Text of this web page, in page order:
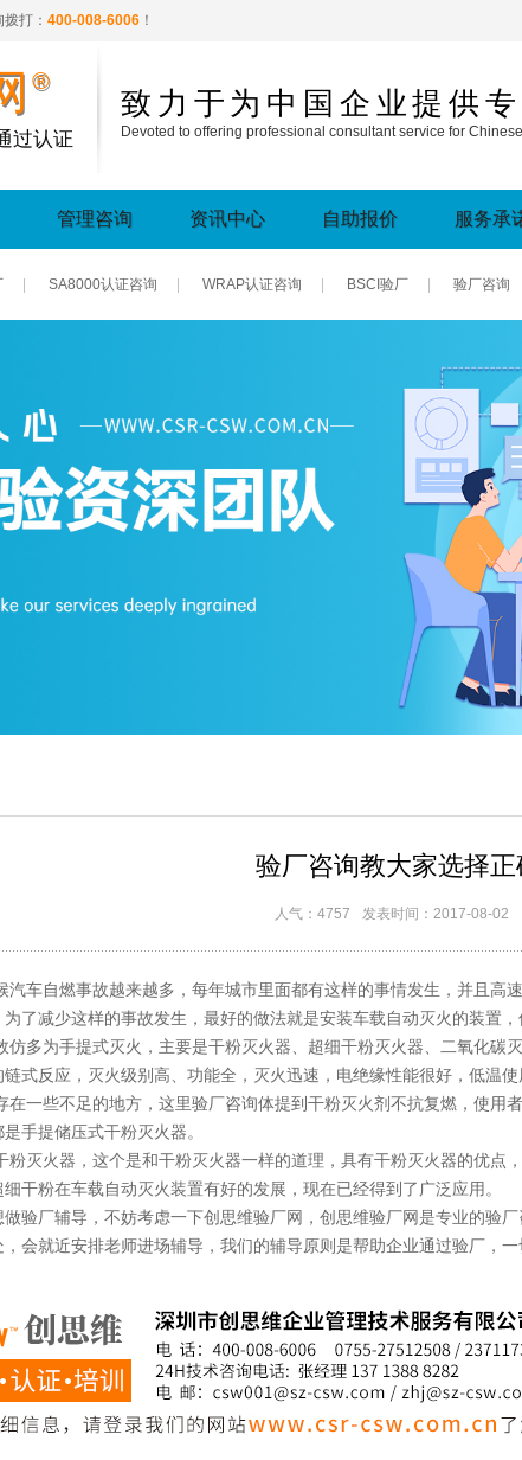
打： 400-008-6006 ！
®
过认证
致力于为中国企业提供
Devoted to offering professional consultant service for
管理咨询 资讯中心 自助报价 服务承
SA8000认证咨询 WRAP认证咨询 BSCI验厂 验厂咨询
验厂咨询教大家选择
人气：4757 发表时间：2017-08-02
自燃事故越来越多，每年城市里面都有这样的事情发生，并且高速
了减少这样的事故发生，最好的做法就是安装车载自动灭火的装置
为手提式灭火，主要是干粉灭火器、超细干粉灭火器、二氧化碳
式反应，灭火级别高、功能全，灭火迅速，电绝缘性能很好，低温
些不足的地方，这里验厂咨询体提到干粉灭火剂不抗复燃，使用
手提储压式干粉灭火器。
火器，这个是和干粉灭火器一样的道理，具有干粉灭火器的优点
干粉在车载自动灭火装置有好的发展，现在已经得到了广泛应用。
厂辅导，不妨考虑一下创思维验厂网，创思维验厂网是专业的验厂
，会就近安排老师进场辅导，我们的辅导原则是帮助企业通过验厂，